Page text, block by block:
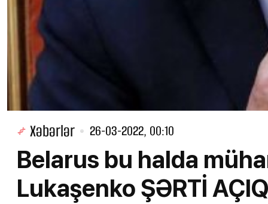
Xəbərlər 26-03-2022, 00:10
Belarus bu halda
Lukaşenko ŞƏRTİ